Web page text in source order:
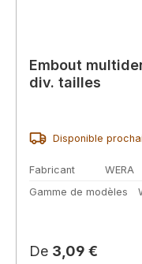
Embout
div. tailles
Disponible
Fabricant
WERA
Gamme de modèles
Prix régulier :
De 3,09 €